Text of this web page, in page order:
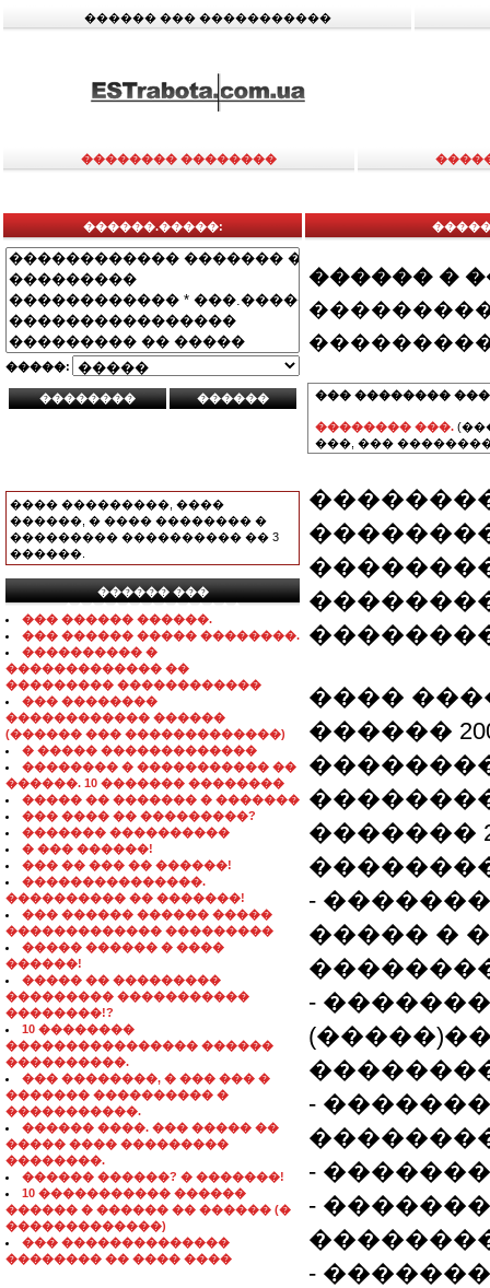
������ ��� �����������
�������� ��������
������.�����:
�����:
���� ���������, ����
������, � ���� �������� �
��������� ���������� �� 3
������.
������ ���
���������������
��� ������ ������.
��� ������ ����� ��������.
���������� �
������������� ��
��������� ������������
��� ��������
������������ ������
(������ ��� �������������)
� ����� �������������
�������� � ����������� ��
������. 10 ������� ��������
����� �� ������� � �������
��� ���� �� ���������?
������� ����������
� ��� ������!
��� �� ��� �� ������!
���������������.
���������� �� �������!
��� ������ ������ �����
������������� ���������
����� ������ � ����
������!
����� �� ���������
��������� �����������
��������!?
10 ��������
���������������� ������
����������.
��� ��������, � ��� ��� �
������� ���������� �
�����������.
������ ����. ��� ����� ��
����� ���� ���������
��������.
������ ������? � �������!
10 ����������� ������
������ � ������ �� ������ (�
�������������)
��� ��������������
�������� �� ���� ����
������ �
��� ��������
�������� ���.
���, ���
����
������
�������
-
����� �
-
-
-
-
-